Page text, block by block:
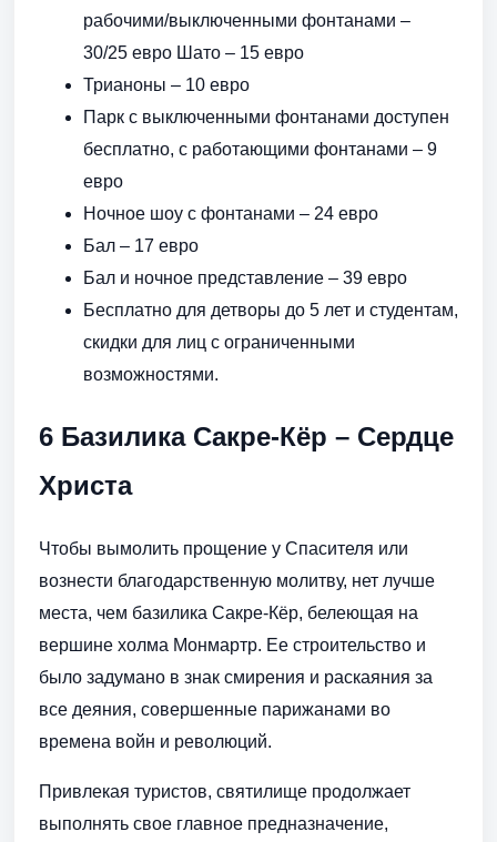
рабочими/выключенными фонтанами –
30/25 евро Шато – 15 евро
Трианоны – 10 евро
Парк с выключенными фонтанами доступен
бесплатно, с работающими фонтанами – 9
евро
Ночное шоу с фонтанами – 24 евро
Бал – 17 евро
Бал и ночное представление – 39 евро
Бесплатно для детворы до 5 лет и студентам,
скидки для лиц с ограниченными
возможностями.
6 Базилика Сакре-Кёр – Сердце
Христа
Чтобы вымолить прощение у Спасителя или
вознести благодарственную молитву, нет лучше
места, чем базилика Сакре-Кёр, белеющая на
вершине холма Монмартр. Ее строительство и
было задумано в знак смирения и раскаяния за
все деяния, совершенные парижанами во
времена войн и революций.
Привлекая туристов, святилище продолжает
выполнять свое главное предназначение,